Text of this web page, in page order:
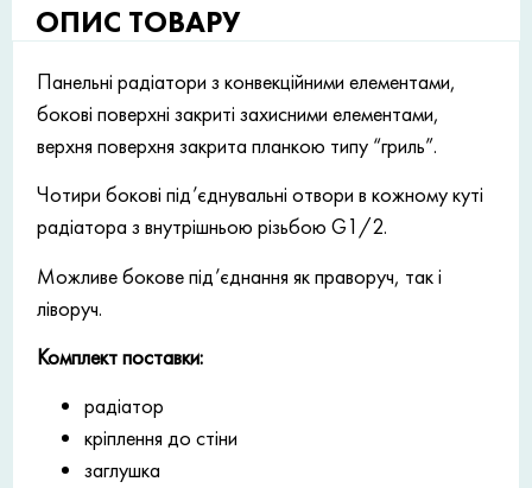
ОПИС ТОВАРУ
Панельні радіатори з конвекційними елементами,
бокові поверхні закриті захисними елементами,
верхня поверхня закрита планкою типу “гриль”.
Чотири бокові під’єднувальні отвори в кожному куті
радіатора з внутрішньою різьбою G1/2.
Можливе бокове під’єднання як праворуч, так і
ліворуч.
Комплект поставки:
радіатор
кріплення до стіни
заглушка